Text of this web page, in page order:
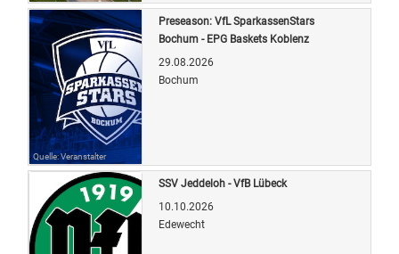
Quelle: Veranstalter
Preseason: VfL SparkassenStars
Bochum - EPG Baskets Koblenz
29.08.2026
Bochum
SSV Jeddeloh - VfB Lübeck
10.10.2026
Edewecht